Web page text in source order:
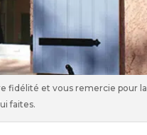
fidélité et vous remercie pour la
faites.